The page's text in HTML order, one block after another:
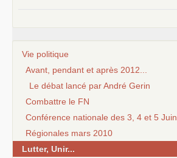
Vie politique
Avant, pendant et après 2012...
Le débat lancé par André Gerin
Combattre le FN
Conférence nationale des 3, 4 et 5 Juin
Régionales mars 2010
Lutter, Unir...